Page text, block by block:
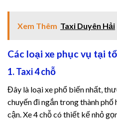
Xem Thêm Taxi Duyên Hải
Các loại xe phục vụ tại
1. Taxi 4 chỗ
Đây là loại xe phổ biến nhất,
chuyến đi ngắn trong thành phố
cận. Xe 4 chỗ có thiết kế nhỏ